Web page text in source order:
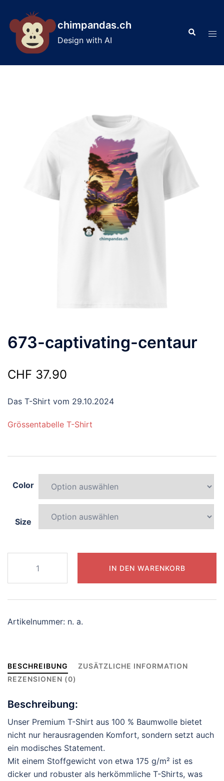
content
chimpandas.ch
Design with AI
Search
673-captivating-centaur
CHF 37.90
Das T-Shirt vom 29.10.2024
Grössentabelle T-Shirt
Color
Size
captivating-
centaur
Menge
IN DEN WARENKORB
Artikelnummer: n. a.
BESCHREIBUNG
ZUSÄTZLICHE INFORMATION
REZENSIONEN (0)
Beschreibung:
Unser Premium T-Shirt aus 100 % Baumwolle bietet
nicht nur herausragenden Komfort, sondern setzt auch
ein modisches Statement.
Mit einem Stoffgewicht von etwa 175 g/m² ist es
dicker und robuster als herkömmliche T-Shirts, was